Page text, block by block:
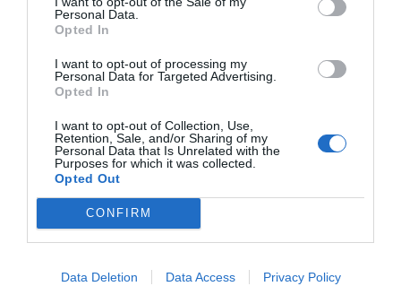
Personal Data.
Opted In
I want to opt-out of processing my
Personal Data for Targeted Advertising.
Opted In
I want to opt-out of Collection, Use,
Retention, Sale, and/or Sharing of my
Personal Data that Is Unrelated with the
Purposes for which it was collected.
Opted Out
CONFIRM
Data Deletion Data Access Privacy Policy
Fifa
Publicidad
2Playbook Club